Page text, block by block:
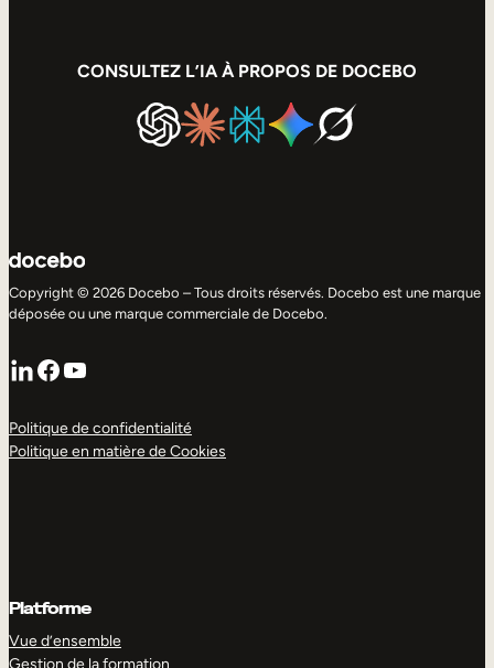
CONSULTEZ L’IA À PROPOS DE DOCEBO
Copyright © 2026 Docebo – Tous droits réservés. Docebo est une marque
déposée ou une marque commerciale de Docebo.
LinkedIn
Facebook
YouTube
Politique de confidentialité
Politique en matière de Cookies
Platforme
Vue d’ensemble